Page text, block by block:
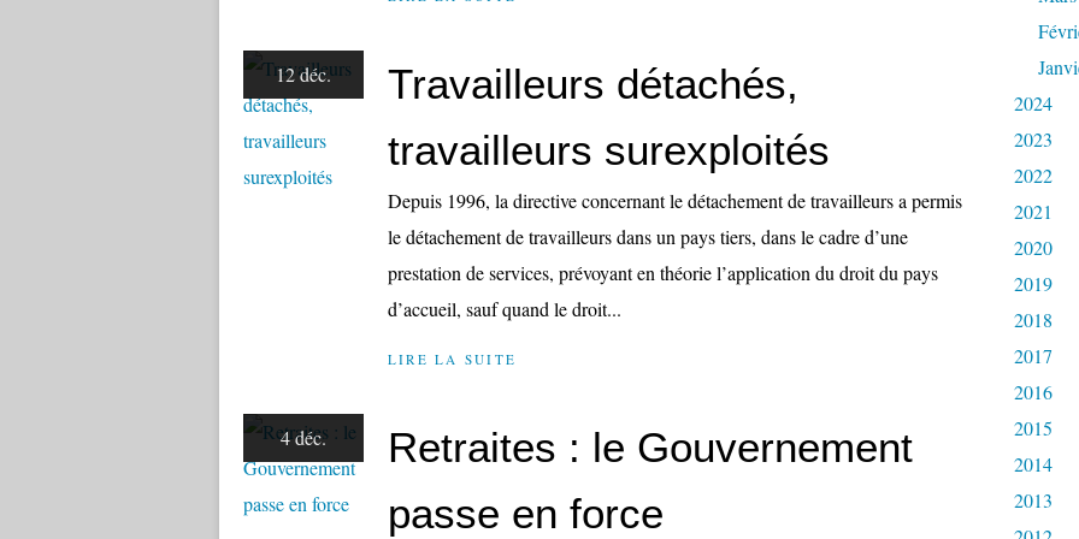
12 déc.
Travailleurs détachés,
travailleurs surexploités
Depuis 1996, la directive concernant le détachement de travailleurs a permis
le détachement de travailleurs dans un pays tiers, dans le cadre d’une
prestation de services, prévoyant en théorie l’application du droit du pays
d’accueil, sauf quand le droit...
LIRE LA SUITE
4 déc.
Retraites : le Gouvernement
passe en force
2024
2023
2022
2021
2020
2019
2018
2017
2016
2015
2014
2013